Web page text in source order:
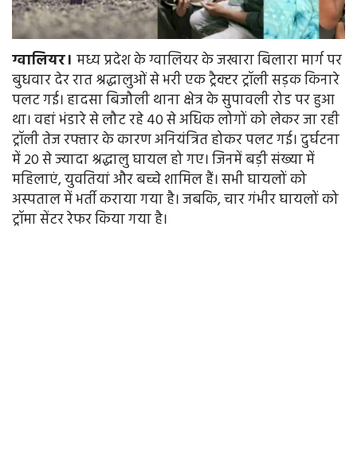
ग्वालियर। मध्य प्रदेश के ग्वालियर के जखारा बिलारा मार्ग पर
बुधवार देर रात श्रद्धालुओं से भरी एक ट्रैक्टर ट्रॉली सड़क किनारे
पलट गई। हादसा बिजौली थाना क्षेत्र के सुपावली रोड पर हुआ
था। वहां भंडारे से लौट रहे 40 से अधिक लोगों को लेकर जा रही
ट्रॉली तेज रफ्तार के कारण अनियंत्रित होकर पलट गई। दुर्घटना
में 20 से ज्यादा श्रद्धालु घायल हो गए। जिनमें बड़ी संख्या में
महिलाएं, युवतियां और बच्चे शामिल हैं। सभी घायलों को
अस्पताल में भर्ती कराया गया है। जबकि, चार गंभीर घायलों को
ट्रॉमा सेंटर रेफर किया गया है।